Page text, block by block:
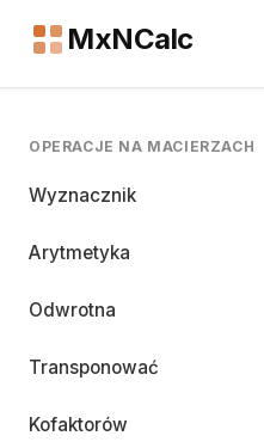
MxNCalc
OPERACJE NA MACIERZACH
Wyznacznik
Arytmetyka
Odwrotna
Transponować
Kofaktorów